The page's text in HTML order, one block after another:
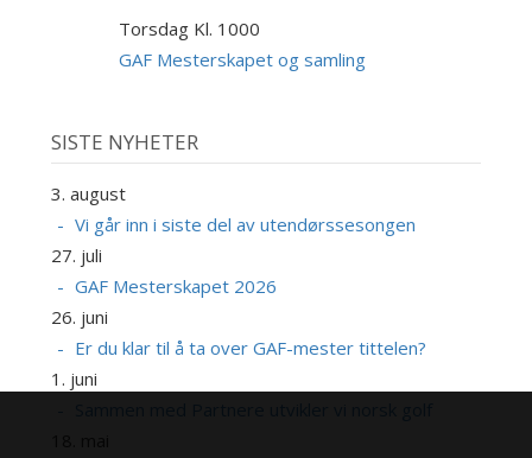
Torsdag Kl. 1000
GAF Mesterskapet og samling
SISTE NYHETER
3. august
Vi går inn i siste del av utendørssesongen
27. juli
GAF Mesterskapet 2026
26. juni
Er du klar til å ta over GAF-mester tittelen?
1. juni